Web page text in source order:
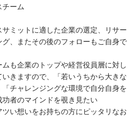
ーム
ミットに適した企業の選定、リサー
、またその後のフォローもご自身で
も企業のトップや経営役員層に対し
きますので、「若いうちから大きな
チャレンジングな環境で自分自身を
者のマインドを覗き見たい
ツい想いをお持ちの方にピッタリなお